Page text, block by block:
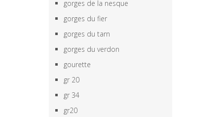
gorges de la nesque
gorges du fier
gorges du tarn
gorges du verdon
gourette
gr 20
gr 34
gr20